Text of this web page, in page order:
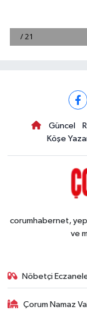
Güncel
Köşe
corumhabernet,
ve
Nöbetçi
Çorum Namaz